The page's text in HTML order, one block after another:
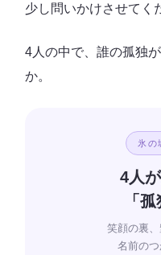
少し問いかけさせてく
4人の中で、誰の孤独
か。
氷の
4人
「
笑顔の裏、
名前の